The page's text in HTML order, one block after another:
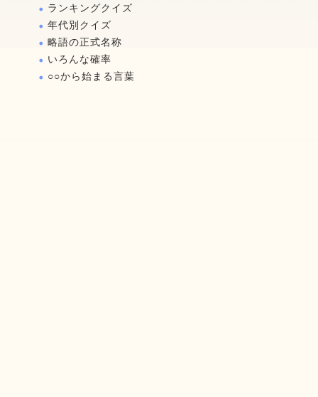
ランキングクイズ
年代別クイズ
略語の正式名称
いろんな確率
○○から始まる言葉